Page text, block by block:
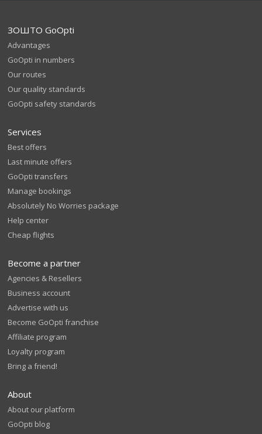
ЗОШТО GoOpti
Advantages
GoOpti in numbers
Our routes
Our quality standards
GoOpti safety standards
Services
Best offers
Last minute offers
GoOpti transfers
Manage bookings
Absolutely No Worries package
Help center
Cheap flights
Become a partner
Agencies & Resellers
Business account
Advertise with us
Become GoOpti franchise
Affiliate program
Loyalty program
Bring a friend!
About
About our platform
GoOpti blog